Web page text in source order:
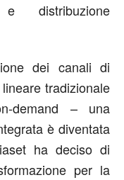
distribuzione
dei canali di
tradizionale
demand – una
è diventata
ha deciso di
per la